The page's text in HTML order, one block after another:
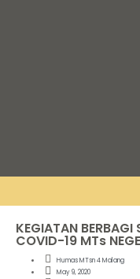
KEGIATAN BERBAGI
COVID-19 MTs
Humas MTsn 4 Malang
May 9, 2020